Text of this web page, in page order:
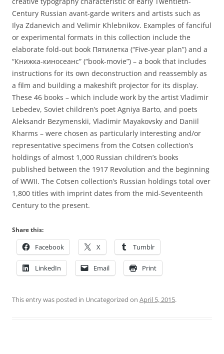
Century Russian avant-garde writers and artists such as
Ilya Zdanevich and Velimir Khlebnikov. Examples of fanciful
or experimental formats in this collection include the
elaborate fold-out book Пятилетка (“Five-year plan”) and a
“Книжка-киносеанс” (“book-movie”) – a book that includes
instructions for its own deconstruction and reassembly as
a film and building a makeshift projector for its display.
These 46 books – which include work by the artist Vladimir
Lebedev, Soviet children’s poet Agniya Barto, and poets
Aleksandr Bezymenskii, Vladimir Mayakovsky and Daniil
Kharms – were chosen as particularly interesting and/or
representative specimens from the Cotsen collection’s
holdings of almost 1,000 Russian children’s books
published between the 1917 Revolution and the beginning
of WWII. The Cotsen collection’s Russian holdings total over
1,800 titles with imprint dates from the mid-Seventeenth
Century to the present.
Share this:
Facebook X Tumblr
LinkedIn Email Print
This entry was posted in Uncategorized on April 5, 2015.